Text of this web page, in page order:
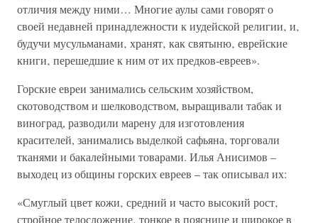
отличия между ними… Многие аулы сами говорят о
своей недавней принадлежности к иудейской религии‚ и‚
будучи мусульманами‚ хранят‚ как святыню‚ еврейские
книги‚ перешедшие к ним от их предков-евреев».
Горские евреи занимались сельским хозяйством,
скотоводством и шелководством, выращивали табак и
виноград, разводили марену для изготовления
красителей, занимались выделкой сафьяна, торговали
тканями и бакалейными товарами. Илья Анисимов –
выходец из общины горских евреев – так описывал их:
«Смуглый цвет кожи‚ средний и часто высокий рост‚
стройное телосложение‚ тонкое в пояснице и широкое в